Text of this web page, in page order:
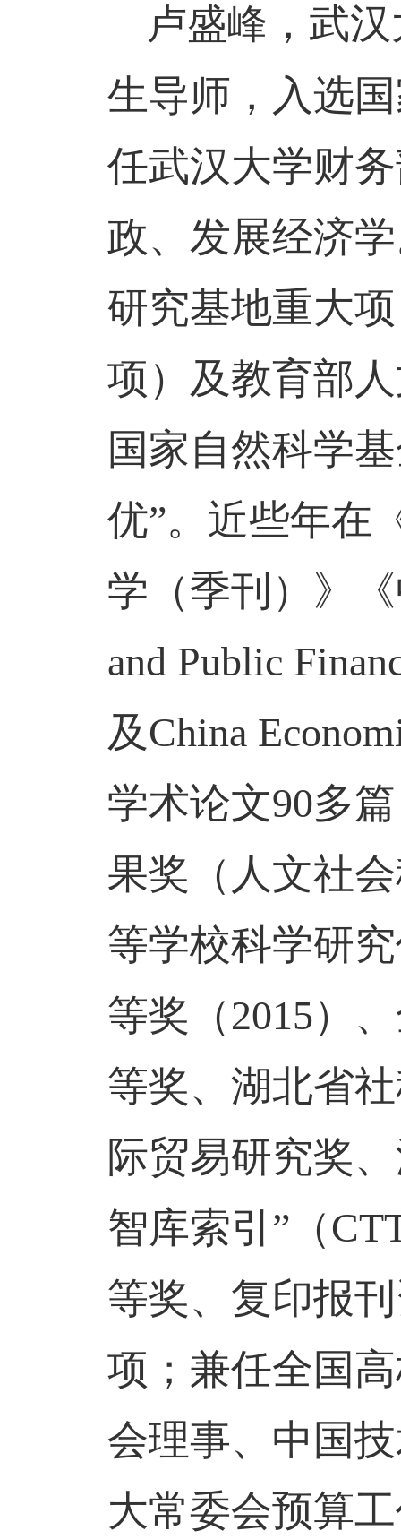
卢盛峰 ， 武
生导师，入选
任武汉大学财
政、发展经济
研究基地重大
项）及教育部
国家自然科学
优”。近些年在
学（季刊）》
and Public
及 China
学术论文90多
果奖（人文社
等学校科学研
等奖（2015）
等奖、湖北省
际贸易研究奖
智库索引”（
等奖、复印报
项；兼任全国
会理事、中国
大常委会预算